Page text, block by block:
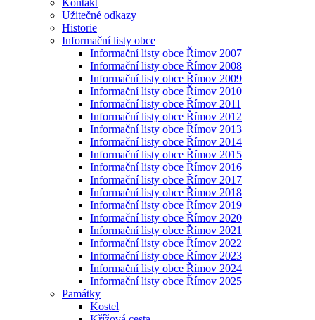
Užitečné odkazy
Historie
Informační listy obce
Informační listy obce Římov 2007
Informační listy obce Římov 2008
Informační listy obce Římov 2009
Informační listy obce Římov 2010
Informační listy obce Římov 2011
Informační listy obce Římov 2012
Informační listy obce Římov 2013
Informační listy obce Římov 2014
Informační listy obce Římov 2015
Informační listy obce Římov 2016
Informační listy obce Římov 2017
Informační listy obce Římov 2018
Informační listy obce Římov 2019
Informační listy obce Římov 2020
Informační listy obce Římov 2021
Informační listy obce Římov 2022
Informační listy obce Římov 2023
Informační listy obce Římov 2024
Informační listy obce Římov 2025
Památky
Kostel